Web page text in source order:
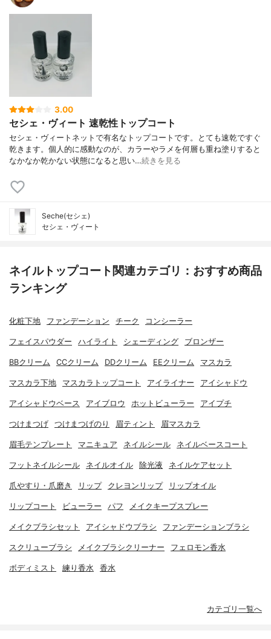
3.00
セシェ・ヴィート 速乾性トップコート
セシェ・ヴィートネットで有名なトップコートです。とても速乾ですぐ
乾きます。個人的に感動なのが、カラーやラメを何層も重ね塗りすると
なかなか乾かない状態になると思い…続きを見る
Seche(セシェ)
セシェ・ヴィート
ネイルトップコート関連カテゴリ：おすすめ商品
ランキング
化粧下地 ファンデーション チーク コンシーラー
フェイスパウダー ハイライト シェーディング ブロンザー
BBクリーム CCクリーム DDクリーム EEクリーム マスカラ
マスカラ下地 マスカラトップコート アイライナー アイシャドウ
アイシャドウベース アイブロウ ホットビューラー アイプチ
つけまつげ つけまつげのり 眉ティント 眉マスカラ
眉毛テンプレート マニキュア ネイルシール ネイルベースコート
フットネイルシール ネイルオイル 除光液 ネイルケアセット
爪やすり・爪磨き リップ クレヨンリップ リップオイル
リップコート ビューラー パフ メイクキープスプレー
メイクブラシセット アイシャドウブラシ ファンデーションブラシ
スクリューブラシ メイクブラシクリーナー フェロモン香水
ボディミスト 練り香水 香水
カテゴリ一覧へ